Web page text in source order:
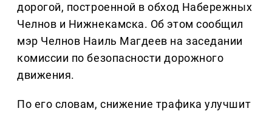
дорогой, построенной в обход Набережных
Челнов и Нижнекамска. Об этом сообщил
мэр Челнов Наиль Магдеев на заседании
комиссии по безопасности дорожного
движения.
По его словам, снижение трафика улучшит